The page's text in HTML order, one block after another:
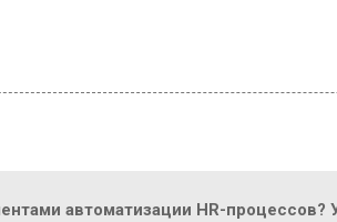
автоматизации HR-процессов?